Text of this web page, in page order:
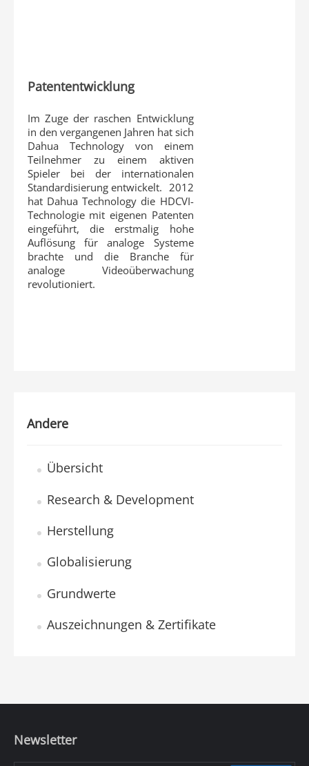
Patententwicklung
Im Zuge der raschen Entwicklung
in den vergangenen Jahren hat sich
Dahua Technology von einem
Teilnehmer zu einem aktiven
Spieler bei der internationalen
Standardisierung entwickelt. 2012
hat Dahua Technology die HDCVI-
Technologie mit eigenen Patenten
eingeführt, die erstmalig hohe
Auflösung für analoge Systeme
brachte und die Branche für
analoge Videoüberwachung
revolutioniert.
Andere
Übersicht
Research & Development
Herstellung
Globalisierung
Grundwerte
Auszeichnungen & Zertifikate
Newsletter